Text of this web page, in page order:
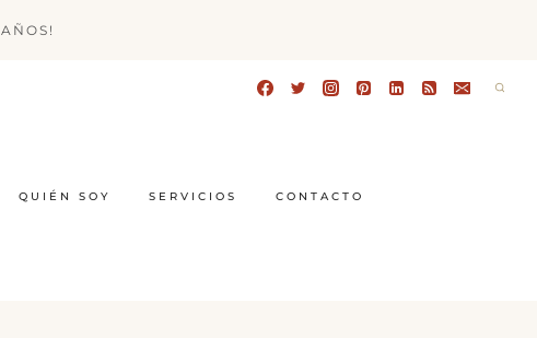
AÑOS!
QUIÉN SOY SERVICIOS CONTACTO